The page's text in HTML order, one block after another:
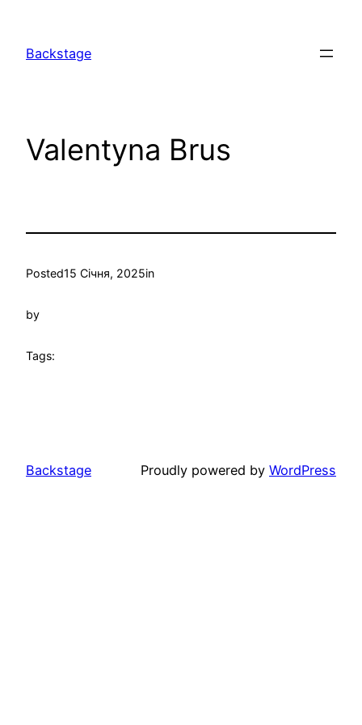
вмісту
Backstage
Valentyna Brus
Posted15 Січня, 2025in
by
Tags:
Backstage Proudly powered by WordPress